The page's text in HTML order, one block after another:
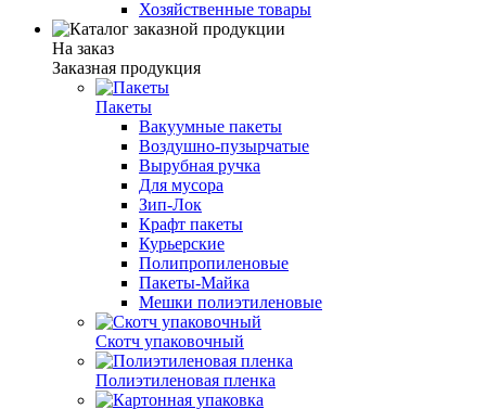
Хозяйственные товары
На заказ
Заказная продукция
Пакеты
Вакуумные пакеты
Воздушно-пузырчатые
Вырубная ручка
Для мусора
Зип-Лок
Крафт пакеты
Курьерские
Полипропиленовые
Пакеты-Майка
Мешки полиэтиленовые
Скотч упаковочный
Полиэтиленовая пленка